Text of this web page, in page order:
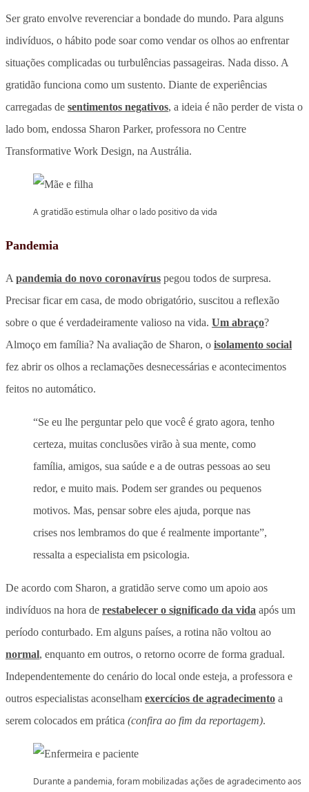
Ser grato envolve reverenciar a bondade do mundo. Para alguns
indivíduos, o hábito pode soar como vendar os olhos ao enfrentar
situações complicadas ou turbulências passageiras. Nada disso. A
gratidão funciona como um sustento. Diante de experiências
carregadas de sentimentos negativos, a ideia é não perder de vista o
lado bom, endossa Sharon Parker, professora no Centre
Transformative Work Design, na Austrália.
A gratidão estimula olhar o lado positivo da vida
Pandemia
A pandemia do novo coronavírus pegou todos de surpresa.
Precisar ficar em casa, de modo obrigatório, suscitou a reflexão
sobre o que é verdadeiramente valioso na vida. Um abraço?
Almoço em família? Na avaliação de Sharon, o isolamento social
fez abrir os olhos a reclamações desnecessárias e acontecimentos
feitos no automático.
“Se eu lhe perguntar pelo que você é grato agora, tenho
certeza, muitas conclusões virão à sua mente, como
família, amigos, sua saúde e a de outras pessoas ao seu
redor, e muito mais. Podem ser grandes ou pequenos
motivos. Mas, pensar sobre eles ajuda, porque nas
crises nos lembramos do que é realmente importante”,
ressalta a especialista em psicologia.
De acordo com Sharon, a gratidão serve como um apoio aos
indivíduos na hora de restabelecer o significado da vida após um
período conturbado. Em alguns países, a rotina não voltou ao
normal, enquanto em outros, o retorno ocorre de forma gradual.
Independentemente do cenário do local onde esteja, a professora e
outros especialistas aconselham exercícios de agradecimento a
serem colocados em prática (confira ao fim da reportagem).
Durante a pandemia, foram mobilizadas ações de agradecimento aos